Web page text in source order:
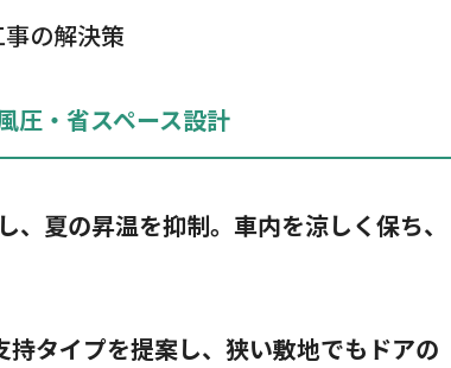
の解決策
圧・省スペース設計
夏の昇温を抑制。車内を涼しく保ち、
タイプを提案し、狭い敷地でもドアの